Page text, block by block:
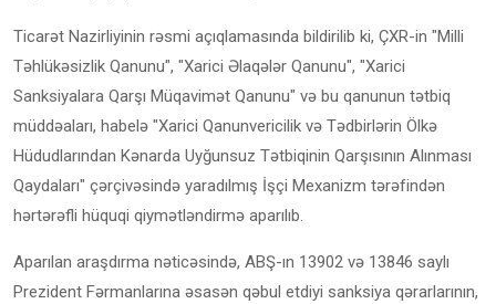
Ticarət Nazirliyinin rəsmi açıqlamasında bildirilib ki, ÇXR-in "Milli
Təhlükəsizlik Qanunu", "Xarici Əlaqələr Qanunu", "Xarici
Sanksiyalara Qarşı Müqavimət Qanunu" və bu qanunun tətbiq
müddəaları, habelə "Xarici Qanunvericilik və Tədbirlərin Ölkə
Hüdudlarından Kənarda Uyğunsuz Tətbiqinin Qarşısının Alınması
Qaydaları" çərçivəsində yaradılmış İşçi Mexanizm tərəfindən
hərtərəfli hüquqi qiymətləndirmə aparılıb.
Aparılan araşdırma nəticəsində, ABŞ-ın 13902 və 13846 saylı
Prezident Fərmanlarına əsasən qəbul etdiyi sanksiya qərarlarının,